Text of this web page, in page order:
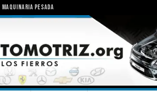
MAQUINARIA PESADA